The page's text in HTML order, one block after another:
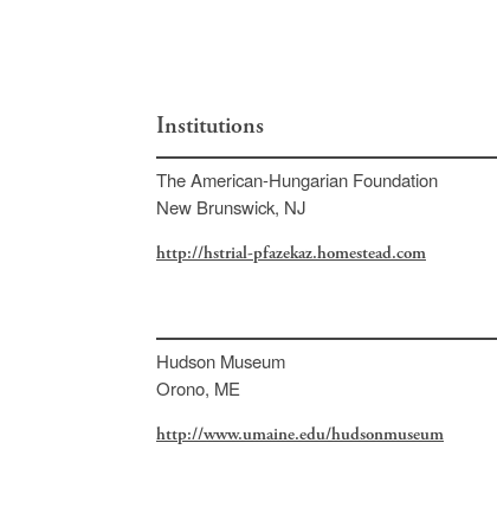
Institutions
The American-Hungarian Foundation
New Brunswick, NJ
http://hstrial-pfazekaz.homestead.com
Hudson Museum
Orono, ME
http://www.umaine.edu/hudsonmuseum